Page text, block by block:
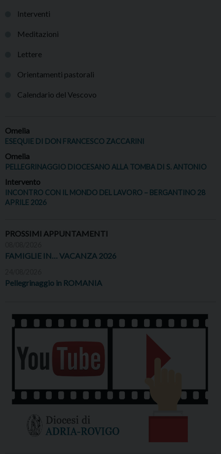
Interventi
Meditazioni
Lettere
Orientamenti pastorali
Calendario del Vescovo
Omelia
ESEQUIE DI DON FRANCESCO ZACCARINI
Omelia
PELLEGRINAGGIO DIOCESANO ALLA TOMBA DI S. ANTONIO
Intervento
INCONTRO CON IL MONDO DEL LAVORO – BERGANTINO 28
APRILE 2026
PROSSIMI APPUNTAMENTI
FAMIGLIE IN… VACANZA 2026
Pellegrinaggio in ROMANIA